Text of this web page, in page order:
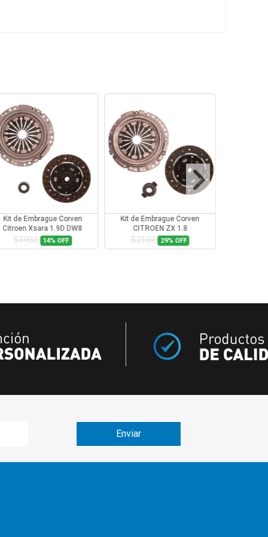
Kit de Embrague Corven
Citroen Xsara 1.9D DW8
$1933 14% OFF
Kit de Embrague Corven
CITROEN ZX 1.8
$2102 29% OFF